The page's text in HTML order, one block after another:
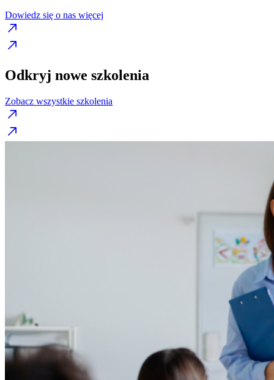
Dowiedz się o nas więcej
Odkryj nowe szkolenia
Zobacz wszystkie szkolenia